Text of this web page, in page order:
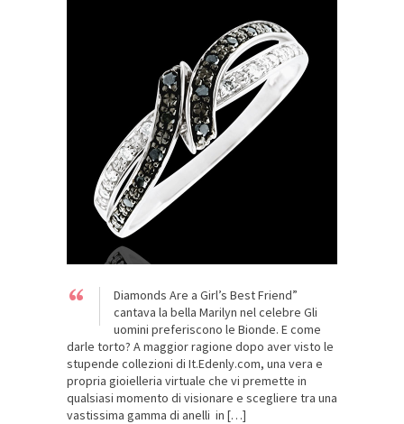
“
Diamonds Are a Girl’s Best Friend”
cantava la bella Marilyn nel celebre Gli
uomini preferiscono le Bionde. E come
darle torto? A maggior ragione dopo aver visto le
stupende collezioni di It.Edenly.com, una vera e
propria gioielleria virtuale che vi premette in
qualsiasi momento di visionare e scegliere tra una
vastissima gamma di anelli in […]